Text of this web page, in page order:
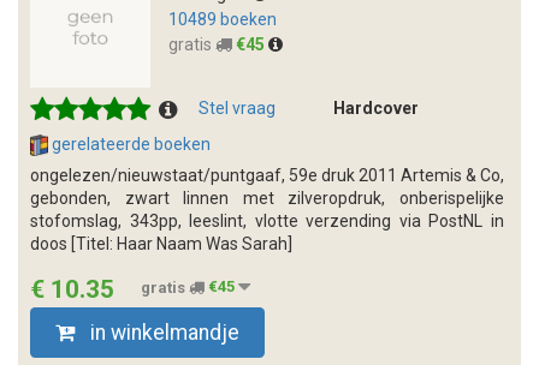
10489 boeken
gratis
€45
Stel vraag
Hardcover
gerelateerde boeken
ongelezen/nieuwstaat/puntgaaf, 59e druk 2011 Artemis & Co,
gebonden, zwart linnen met zilveropdruk, onberispelijke
stofomslag, 343pp, leeslint, vlotte verzending via PostNL in
doos [Titel: Haar Naam Was Sarah]
€ 10.35 gratis €45
in winkelmandje